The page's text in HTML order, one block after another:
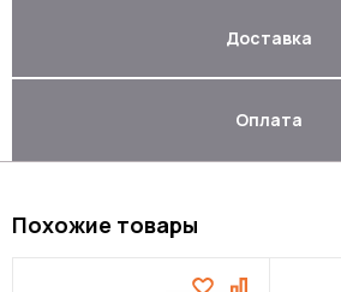
Доставка
Оплата
Похожие товары